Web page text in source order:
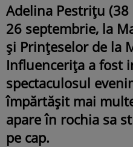
Adelina Pestrițu
26 septembrie, la
și Prințeselor de la
Influencerița a fost
spectaculosul
împărtășit mai
apare în rochia sa
pe cap.